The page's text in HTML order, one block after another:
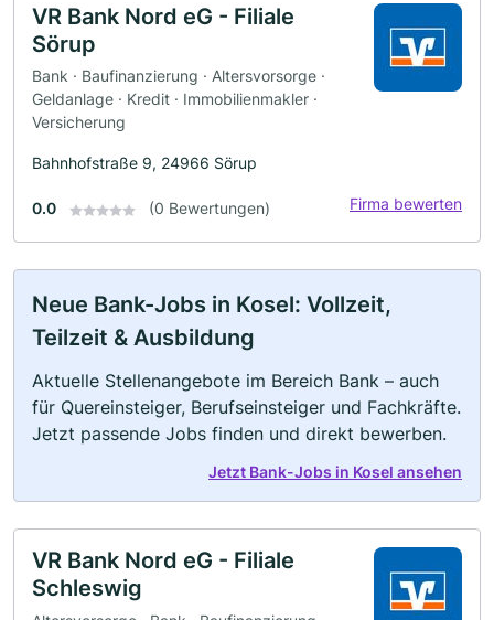
VR Bank Nord eG - Filiale
Sörup
Bank · Baufinanzierung · Altersvorsorge ·
Geldanlage · Kredit · Immobilienmakler ·
Versicherung
Bahnhofstraße 9, 24966 Sörup
0.0 (0 Bewertungen) Firma bewerten
Neue Bank-Jobs in Kosel: Vollzeit,
Teilzeit & Ausbildung
Aktuelle Stellenangebote im Bereich Bank – auch
für Quereinsteiger, Berufseinsteiger und Fachkräfte.
Jetzt passende Jobs finden und direkt bewerben.
Jetzt Bank-Jobs in Kosel ansehen
VR Bank Nord eG - Filiale
Schleswig